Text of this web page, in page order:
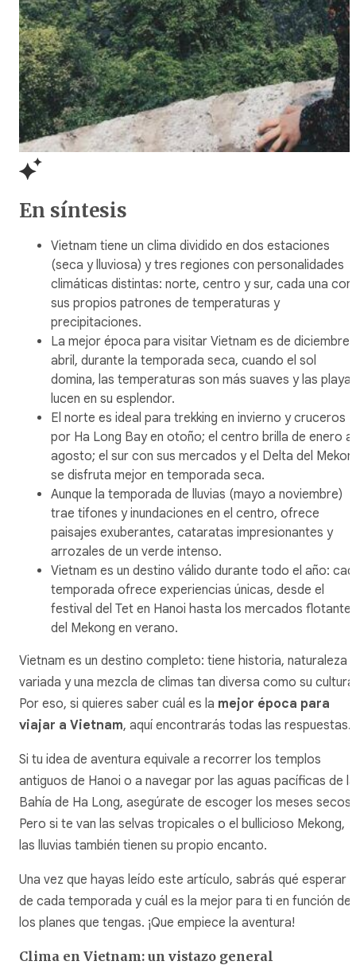
En síntesis
Vietnam tiene un clima dividido en dos estaciones
(seca y lluviosa) y tres regiones con personalidades
climáticas distintas: norte, centro y sur, cada una con
sus propios patrones de temperaturas y
precipitaciones.
La mejor época para visitar Vietnam es de diciembre
abril, durante la temporada seca, cuando el sol
domina, las temperaturas son más suaves y las
lucen en su esplendor.
El norte es ideal para trekking en invierno y cruceros
por Ha Long Bay en otoño; el centro brilla de enero a
agosto; el sur con sus mercados y el Delta del
se disfruta mejor en temporada seca.
Aunque la temporada de lluvias (mayo a noviembre)
trae tifones y inundaciones en el centro, ofrece
paisajes exuberantes, cataratas impresionantes y
arrozales de un verde intenso.
Vietnam es un destino válido durante todo el año:
temporada ofrece experiencias únicas, desde el
festival del Tet en Hanoi hasta los mercados
del Mekong en verano.
Vietnam es un destino completo: tiene historia, naturaleza
variada y una mezcla de climas tan diversa como su
Por eso, si quieres saber cuál es la mejor época para
viajar a Vietnam, aquí encontrarás todas las respuestas.
Si tu idea de aventura equivale a recorrer los templos
antiguos de Hanoi o a navegar por las aguas pacíficas de la
Bahía de Ha Long, asegúrate de escoger los meses secos.
Pero si te van las selvas tropicales o el bullicioso Mekong,
las lluvias también tienen su propio encanto.
Una vez que hayas leído este artículo, sabrás qué esperar
de cada temporada y cuál es la mejor para ti en función de
los planes que tengas. ¡Que empiece la aventura!
Clima en Vietnam: un vistazo general